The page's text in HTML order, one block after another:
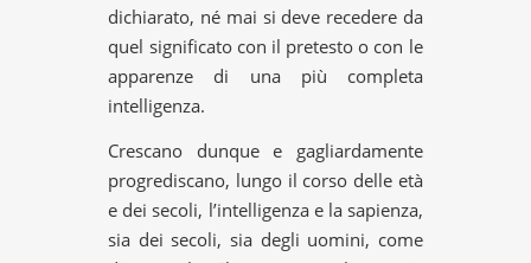
dichiarato, né mai si deve recedere da
quel significato con il pretesto o con le
apparenze di una più completa
intelligenza.
Crescano dunque e gagliardamente
progrediscano, lungo il corso delle età
e dei secoli, l’intelligenza e la sapienza,
sia dei secoli, sia degli uomini, come